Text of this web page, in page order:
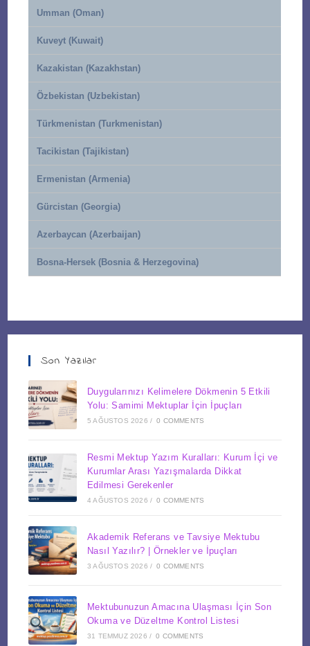
Umman (Oman)
Kuveyt (Kuwait)
Kazakistan (Kazakhstan)
Özbekistan (Uzbekistan)
Türkmenistan (Turkmenistan)
Tacikistan (Tajikistan)
Ermenistan (Armenia)
Gürcistan (Georgia)
Azerbaycan (Azerbaijan)
Bosna-Hersek (Bosnia & Herzegovina)
Son Yazılar
Duygularınızı Kelimelere Dökmenin 5 Etkili
Yolu: Samimi Mektuplar İçin İpuçları
5 AĞUSTOS 2026 / 0 COMMENTS
Resmi Mektup Yazım Kuralları: Kurum İçi ve
Kurumlar Arası Yazışmalarda Dikkat
Edilmesi Gerekenler
4 AĞUSTOS 2026 / 0 COMMENTS
Akademik Referans ve Tavsiye Mektubu
Nasıl Yazılır? | Örnekler ve İpuçları
3 AĞUSTOS 2026 / 0 COMMENTS
Mektubunuzun Amacına Ulaşması İçin Son
Okuma ve Düzeltme Kontrol Listesi
31 TEMMUZ 2026 / 0 COMMENTS